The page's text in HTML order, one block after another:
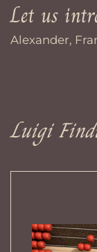
Let us
Alexander,
Luigi